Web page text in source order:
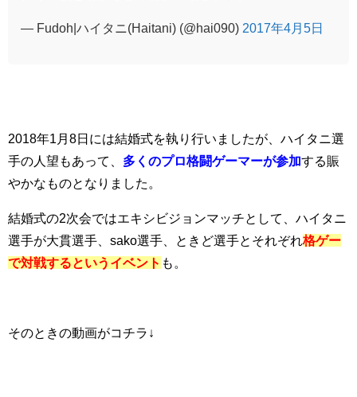
— Fudoh|ハイタニ(Haitani) (@hai090) 2017年4月5日
2018年1月8日には結婚式を執り行いましたが、ハイタニ選
手の人望もあって、 多くのプロ格闘ゲーマーが参加する賑
やかなものとなりました。
結婚式の2次会ではエキシビジョンマッチとして、ハイタニ
選手が大貫選手、sako選手、ときど選手とそれぞれ格ゲー
で対戦するというイベント も。
そのときの動画がコチラ↓